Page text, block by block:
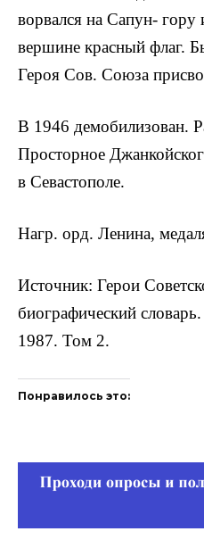
ворвался на Сапун- гору
вершине красный флаг.
Героя Сов. Союза
В 1946 демобилизован.
Просторное
в Севастополе.
Нагр. орд. Ленина,
Источник: Герои
биографический
1987. Том 2.
Понравилось это: